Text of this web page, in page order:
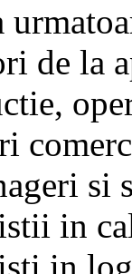
de la
in
in